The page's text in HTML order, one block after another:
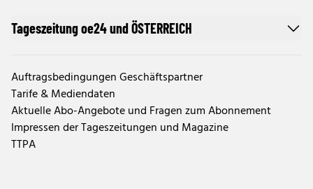
Tageszeitung oe24 und ÖSTERREICH
Auftragsbedingungen Geschäftspartner
Tarife & Mediendaten
Aktuelle Abo-Angebote und Fragen zum Abonnement
Impressen der Tageszeitungen und Magazine
TTPA